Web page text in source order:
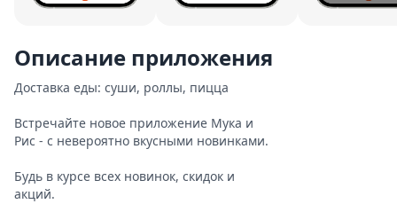
Описание приложения
Доставка еды: суши, роллы, пицца
Встречайте новое приложение Мука и
Рис - с невероятно вкусными новинками.
Будь в курсе всех новинок, скидок и
акций.